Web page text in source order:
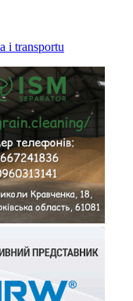
i transportu